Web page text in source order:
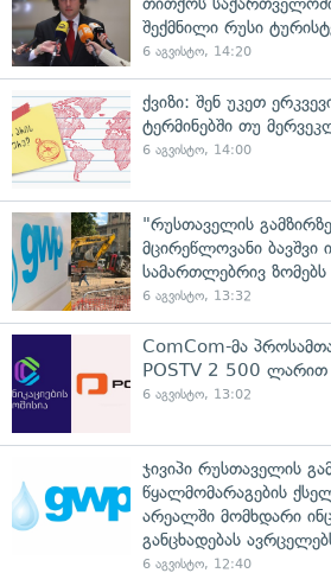
შექმნილი რუსი
6 აგვისტო, 14:20
ქვიზი: შენ უკეთ
ტერმინებში თუ
6 აგვისტო, 14:00
"რუსთაველის
მცირეწლოვანი
სამართლებრივ ზომებს
6 აგვისტო, 13:32
ComCom-მა
POSTV 2 500 ლარით
6 აგვისტო, 13:02
ჯივიპი რუსთაველის
წყალმომარაგების
არეალში მომხდარი
განცხადებას
6 აგვისტო, 12:40